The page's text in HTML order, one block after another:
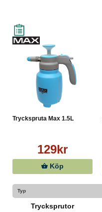
Tryckspruta Max 1.5L
129kr
Köp
Typ
Trycksprutor